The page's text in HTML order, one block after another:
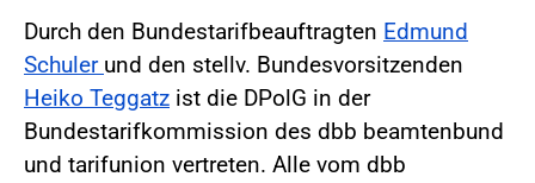
Durch den Bundestarifbeauftragten Edmund
Schuler und den stellv. Bundesvorsitzenden
Heiko Teggatz ist die DPolG in der
Bundestarifkommission des dbb beamtenbund
und tarifunion vertreten. Alle vom dbb